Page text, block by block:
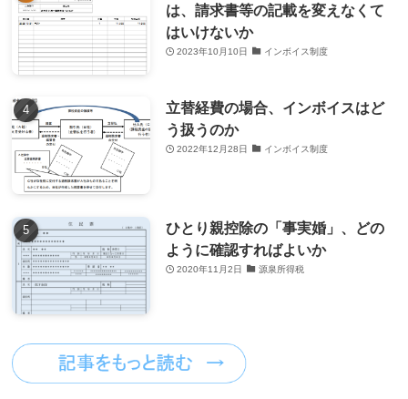
は、請求書等の記載を変えなくて
はいけないか
2023年10月10日 インボイス制度
立替経費の場合、インボイスはど
う扱うのか
2022年12月28日 インボイス制度
ひとり親控除の「事実婚」、どの
ように確認すればよいか
2020年11月2日 源泉所得税